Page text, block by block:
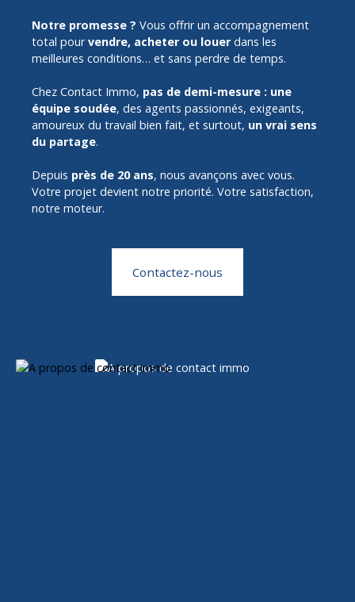
Notre promesse ? Vous offrir un accompagnement
total pourvendre, acheter ou louerdans les
meilleures conditions… et sans perdre de temps.
Chez Contact Immo, pas de demi-mesure : une
équipe soudée, des agents passionnés, exigeants,
amoureux du travail bien fait, et surtout, un vrai sens
du partage.
Depuis près de 20 ans, nous avançons avec vous.
Votre projet devient notre priorité. Votre satisfaction,
notre moteur.
Contactez-nous